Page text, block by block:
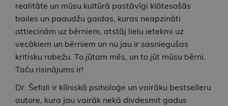
realitāte un mūsu kultūrā pastāvīgi klātesošās
bailes un paaudžu gaidas, kuras neapzināti
attiecinām uz bērniem, atstāj lielu ietekmi uz
vecākiem un bērniem un nu jau ir sasniegušas
kritisku robežu. To jūtam mēs, un to jūt mūsu bērni.
Taču risinājums ir!
Dr. Šefali ir klīniskā psiholoģe un vairāku bestselleru
autore, kura jau vairāk nekā divdesmit gadus